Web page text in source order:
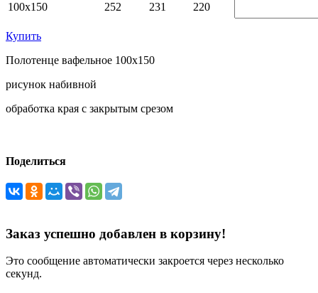
100х150 252 231 220
Купить
Полотенце вафельное 100х150
рисунок набивной
обработка края с закрытым срезом
Поделиться
Заказ успешно добавлен в корзину!
Это сообщение автоматически закроется через несколько
секунд.